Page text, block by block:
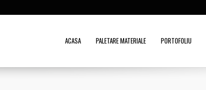
ACASA PALETARE MATERIALE PORTOFOLIU